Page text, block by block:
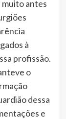
muito antes
à
profissão.
o
dessa
e